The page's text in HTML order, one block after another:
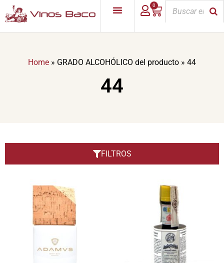
0
Home » GRADO ALCOHÓLICO del producto » 44
44
FILTROS